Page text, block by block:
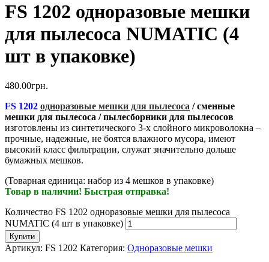
FS 1202 одноразовые мешки
для пылесоса NUMATIC (4
шт в упаковке)
480.00грн.
FS 1202 одноразовые мешки для пылесоса / сменные
мешки для пылесоса / пылесборники для пылесосов
изготовлены из синтетического 3-х слойного микроволокна –
прочные, надежные, не боятся влажного мусора, имеют
высокий класс фильтрации, служат значительно дольше
бумажных мешков.
(Товарная единица: набор из 4 мешков в упаковке)
Товар в наличии! Быстрая отправка!
Количество FS 1202 одноразовые мешки для пылесоса
NUMATIC (4 шт в упаковке)
Купити
Артикул: FS 1202 Категория: Одноразовые мешки